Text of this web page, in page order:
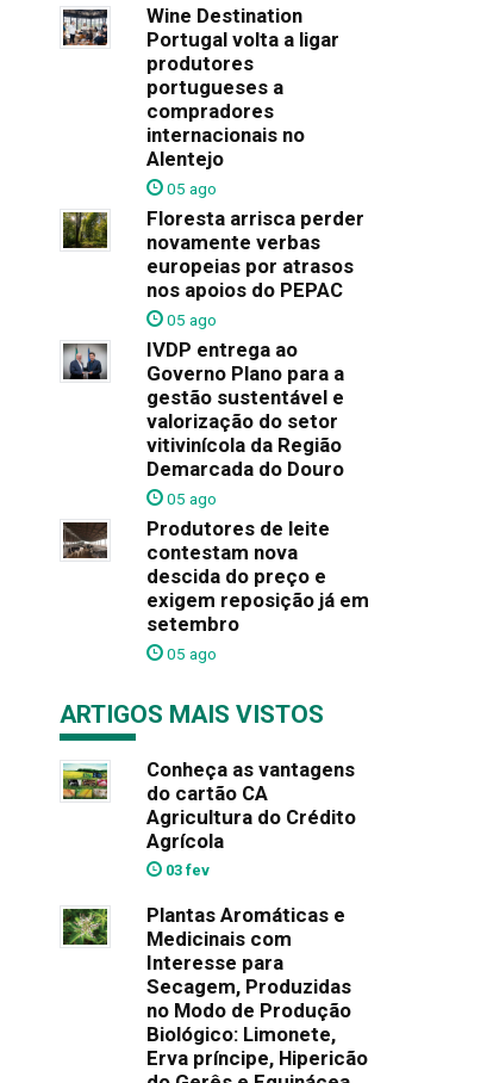
Wine Destination
Portugal volta a ligar
produtores
portugueses a
compradores
internacionais no
Alentejo
05 ago
Floresta arrisca perder
novamente verbas
europeias por atrasos
nos apoios do PEPAC
05 ago
IVDP entrega ao
Governo Plano para a
gestão sustentável e
valorização do setor
vitivinícola da Região
Demarcada do Douro
05 ago
Produtores de leite
contestam nova
descida do preço e
exigem reposição já em
setembro
05 ago
ARTIGOS MAIS VISTOS
Conheça as vantagens
do cartão CA
Agricultura do Crédito
Agrícola
03 fev
Plantas Aromáticas e
Medicinais com
Interesse para
Secagem, Produzidas
no Modo de Produção
Biológico: Limonete,
Erva príncipe, Hipericão